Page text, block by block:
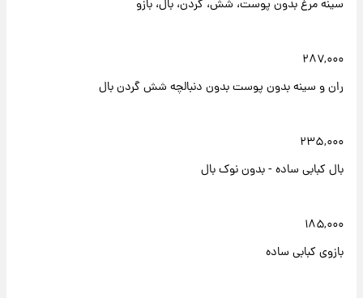
سینه مرغ بدون پوست، شش، گردن، بال، بازو
۲۸۷,۰۰۰
ران و سینه بدون پوست بدون دنبالچه شش گردن بال
۲۳۵,۰۰۰
بال کبابی ساده - بدون نوک بال
۱۸۵,۰۰۰
بازوی کبابی ساده